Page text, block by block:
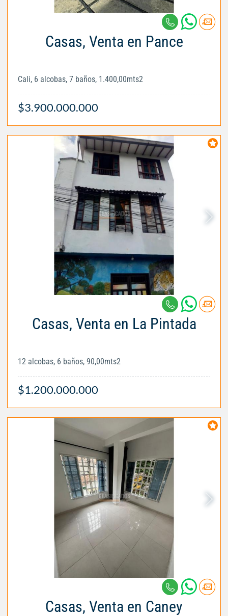
Casas, Venta en Pance
Cali, 6 alcobas, 7 baños, 1.400,00mts2
$3.900.000.000
Casas, Venta en La Pintada
12 alcobas, 6 baños, 90,00mts2
$1.200.000.000
Casas, Venta en Caney